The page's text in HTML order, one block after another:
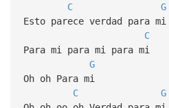
C
G
Esto parece verdad para mi
C
Para mi para mi para mi
G
Oh oh Para mi
C
G